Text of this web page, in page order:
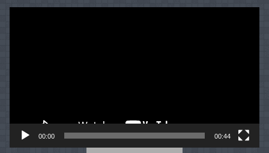
00:00 00:44